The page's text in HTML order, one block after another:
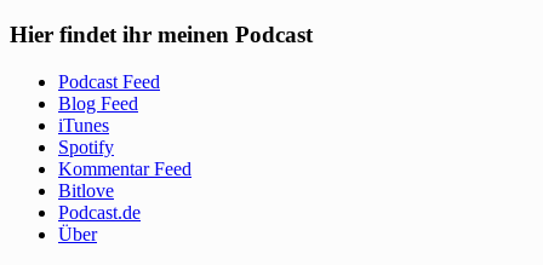
Hier findet ihr meinen Podcast
Podcast Feed
Blog Feed
iTunes
Spotify
Kommentar Feed
Bitlove
Podcast.de
Über